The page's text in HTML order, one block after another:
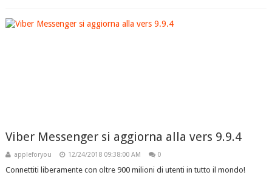
Viber Messenger si aggiorna alla vers 9.9.4
appleforyou 12/24/2018 09:38:00 AM 0
Connettiti liberamente con oltre 900 milioni di utenti in tutto il mondo!